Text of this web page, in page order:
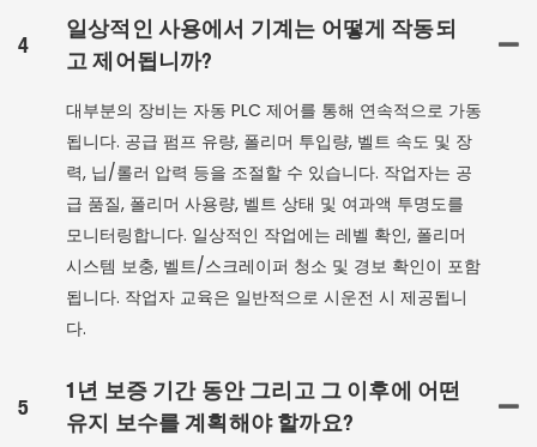
4
일상적인 사용에서 기계는 어떻게 작동되
고 제어됩니까?
대부분의 장비는 자동 PLC 제어를 통해 연속적으로 가동
됩니다. 공급 펌프 유량, 폴리머 투입량, 벨트 속도 및 장
력, 닙/롤러 압력 등을 조절할 수 있습니다. 작업자는 공
급 품질, 폴리머 사용량, 벨트 상태 및 여과액 투명도를
모니터링합니다. 일상적인 작업에는 레벨 확인, 폴리머
시스템 보충, 벨트/스크레이퍼 청소 및 경보 확인이 포함
됩니다. 작업자 교육은 일반적으로 시운전 시 제공됩니
다.
5
1년 보증 기간 동안 그리고 그 이후에 어떤
유지 보수를 계획해야 할까요?